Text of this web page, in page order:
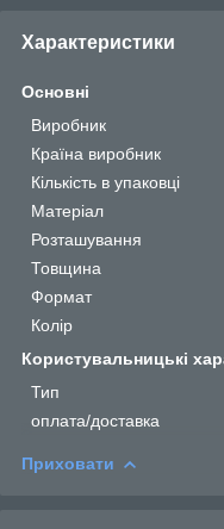
Характеристики
Основні
Виробник
Країна виробник
Кількість в упаковці
Матеріал
Розташування
Товщина
Формат
Колір
Користувальницькі
Тип
оплата/доставка
Приховати